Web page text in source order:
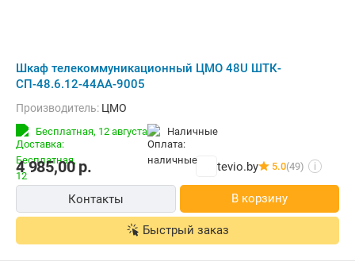
Шкаф телекоммуникационный ЦМО 48U ШТК-
СП-48.6.12-44АА-9005
Производитель: ЦМО
Бесплатная, 12 августа наличные
4 985,00р. tevio.by 5.0(49) i
Контакты В корзину
Быстрый заказ